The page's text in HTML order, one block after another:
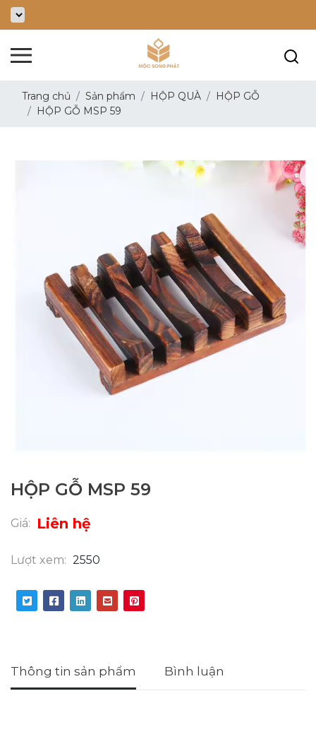
Trang chủ Sản phẩm HỘP QUÀ
HỘP GỖ
HỘP GỖ MSP 59
HỘP GỖ MSP 59
Giá: Liên hệ
Lượt xem: 2550
Thông tin sản phẩm Bình luận